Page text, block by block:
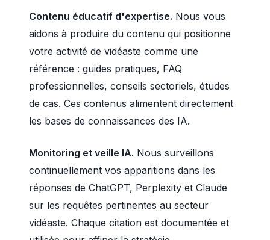
Contenu éducatif d'expertise. Nous vous
aidons à produire du contenu qui positionne
votre activité de vidéaste comme une
référence : guides pratiques, FAQ
professionnelles, conseils sectoriels, études
de cas. Ces contenus alimentent directement
les bases de connaissances des IA.
Monitoring et veille IA. Nous surveillons
continuellement vos apparitions dans les
réponses de ChatGPT, Perplexity et Claude
sur les requêtes pertinentes au secteur
vidéaste. Chaque citation est documentée et